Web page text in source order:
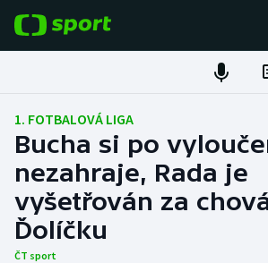
Fotbal
Hokej
Tenis
Atletika
1. FOTBALOVÁ LIGA
Bucha si po
nezahraje, Rada je
vyšetřován za
Ďolíčku
ČT sport